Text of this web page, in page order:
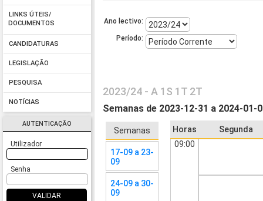
LINKS ÚTEIS/
DOCUMENTOS
CANDIDATURAS
LEGISLAÇÃO
PESQUISA
NOTÍCIAS
AUTENTICAÇÃO
Utilizador
Senha
VALIDAR
Ano lectivo:
Período:
2023/24 - A 1S 1T 2T
Semanas de 2023-12-31 a 2024-01-
Semanas
17-09 a 23-
09
24-09 a 30-
09
Horas
Segunda
09:00